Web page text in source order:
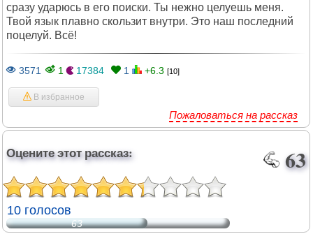
сразу ударюсь в его поиски. Ты нежно целуешь меня.
Твой язык плавно скользит внутри. Это наш последний
поцелуй. Всё!
3571 1 17384 1 +6.3 [10]
В избранное
Пожаловаться на рассказ
Оцените этот рассказ: 63
10 голосов
63